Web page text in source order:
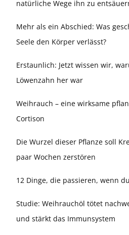
natürliche Wege ihn zu
Mehr als ein Abschied: Was
Seele den Körper verlässt?
Erstaunlich: Jetzt wissen wir,
Löwenzahn her war
Weihrauch – eine wirksame
Cortison
Die Wurzel dieser Pflanze soll
paar Wochen zerstören
12 Dinge, die passieren, wenn
Studie: Weihrauchöl tötet
und stärkt das Immunsystem